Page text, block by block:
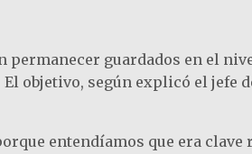
permanecer guardados en el
objetivo, según explicó el jefe
entendíamos que era